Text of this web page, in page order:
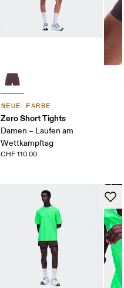
NEUE FARBE
Zero Short Tights
Damen – Laufen am
Wettkampftag
CHF 110.00